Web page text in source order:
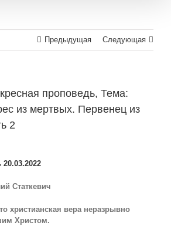
Предыдущая Следующая
проповедь, Тема:
из мертвых. Первенец из
2
Статкевич
христианская вера неразрывно
Христом.